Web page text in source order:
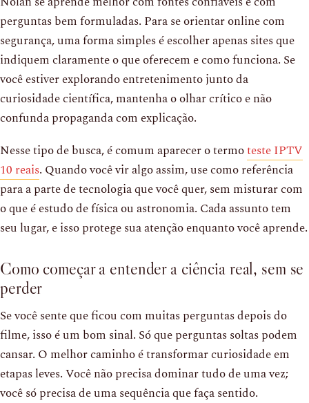
perguntas bem formuladas. Para se orientar online com
segurança, uma forma simples é escolher apenas sites que
indiquem claramente o que oferecem e como funciona. Se
você estiver explorando entretenimento junto da
curiosidade científica, mantenha o olhar crítico e não
confunda propaganda com explicação.
Nesse tipo de busca, é comum aparecer o termoteste IPTV
10 reais. Quando você vir algo assim, use como referência
para a parte de tecnologia que você quer, sem misturar com
o que é estudo de física ou astronomia. Cada assunto tem
seu lugar, e isso protege sua atenção enquanto você aprende.
Como começar a entender a ciência real, sem se
perder
Se você sente que ficou com muitas perguntas depois do
filme, isso é um bom sinal. Só que perguntas soltas podem
cansar. O melhor caminho é transformar curiosidade em
etapas leves. Você não precisa dominar tudo de uma vez;
você só precisa de uma sequência que faça sentido.